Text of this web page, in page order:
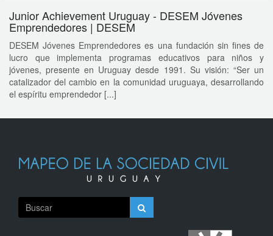
Junior Achievement Uruguay - DESEM Jóvenes
Emprendedores | DESEM
DESEM Jóvenes Emprendedores es una fundación sin fines de
lucro que implementa programas educativos para niños y
jóvenes, presente en Uruguay desde 1991. Su visión: “Ser un
catalizador del cambio en la comunidad uruguaya, desarrollando
el espíritu emprendedor [...]